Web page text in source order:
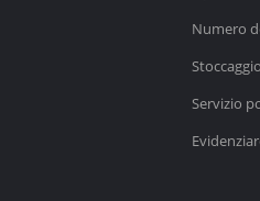
Numero
Servizio